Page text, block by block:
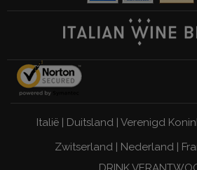
Italië | Duitsland | Verenigd
Zwitserland| Nederland|